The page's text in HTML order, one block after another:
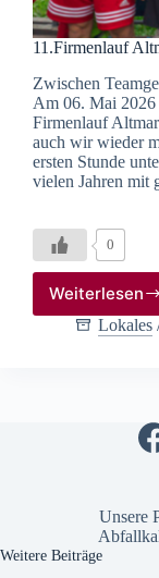
11.Firmenlauf
Zwischen
Am 06. Mai 2026
Firmenlauf
auch wir wieder
ersten Stunde
vielen Jahren mit
0
Weiterlesen
Lokales
Unsere
Weitere Beiträge